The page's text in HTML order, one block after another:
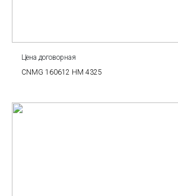
Цена договорная
CNMG 160612 HM 4325